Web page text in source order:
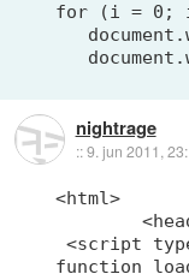
for (i = 0; i
nightrage
::9. jun 2011,
<html>
	<head>
<script
function